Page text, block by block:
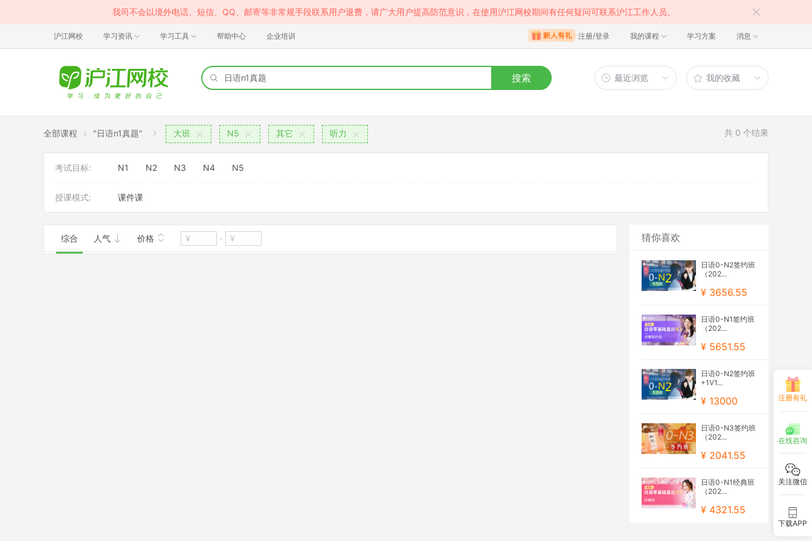
我司不会以境外电话、短信、QQ、邮寄等非常规手段联系用户退费，请广大用户提高防范意识，在使用沪江网校期间有任何疑问可联系沪江工作人员。
沪江网校 学习资讯 学习工具 帮助中心 企业培训 注册/登录 我的课程 学习方案 消息
搜索 最近浏览 我的收藏
全部课程 "日语n1真题" 大班 N5 其它 听力 共 0 个结果
考试目标: N1 N2 N3 N4 N5
授课模式: 课件课
综合 人气 价格 - 猜你喜欢
日语0-N2签约班
（202...
¥ 3656.55
日语0-N1签约班
（202...
¥ 5651.55
日语0-N2签约班
+1V1...
¥ 13000
日语0-N3签约班
（202...
¥ 2041.55
日语0-N1经典班
（202...
¥ 4321.55
注册有礼
在线咨询
关注微信
下载APP